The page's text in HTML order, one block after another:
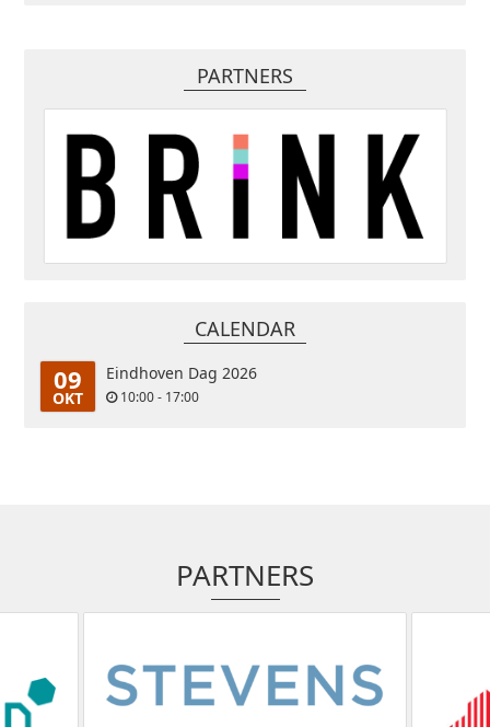
PARTNERS
CALENDAR
09
OKT
Eindhoven Dag 2026
10:00 - 17:00
PARTNERS